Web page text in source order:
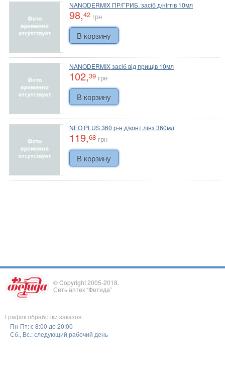
NANODERMIX ПР/ГРИБ. засіб д/нігтів 10мл
98,42 грн
NANODERMIX засіб від прищів 10мл
102,39 грн
NEO PLUS 360 р-н д/конт.лінз 360мл
119,68 грн
© Copyright 2005-2018.
Сеть аптек “Фетида”
График обработки заказов:
Пн-Пт: с 8:00 до 20:00
Сб., Вс.: следующий рабочий день